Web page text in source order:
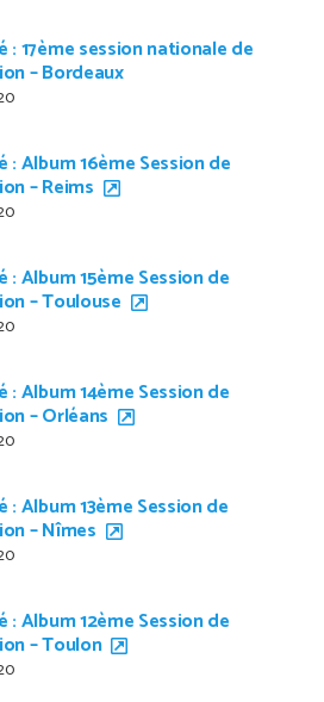
: 17ème session nationale de
– Bordeaux
: Album 16ème Session de
– Reims
: Album 15ème Session de
– Toulouse
: Album 14ème Session de
– Orléans
: Album 13ème Session de
– Nîmes
: Album 12ème Session de
– Toulon